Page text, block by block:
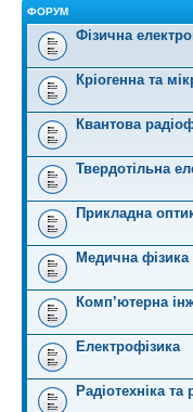
ФОРУМ
Фізична
Кріогенна та
Квантова
Твердотільна
Прикладна
Медична фізика
Комп’ютерна
Електрофізика
Радіотехніка та